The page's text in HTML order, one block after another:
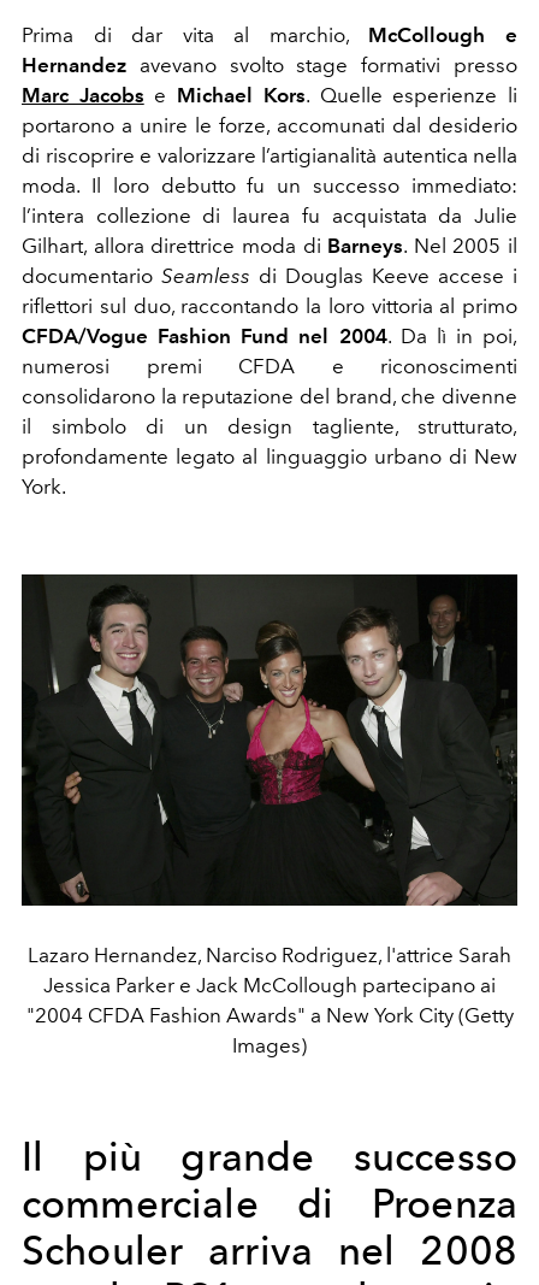
Prima di dar vita al marchio, McCollough e
Hernandez avevano svolto stage formativi presso
Marc Jacobs e Michael Kors. Quelle esperienze li
portarono a unire le forze, accomunati dal desiderio
di riscoprire e valorizzare l’artigianalità autentica nella
moda. Il loro debutto fu un successo immediato:
l’intera collezione di laurea fu acquistata da Julie
Gilhart, allora direttrice moda di Barneys. Nel 2005 il
documentario Seamless di Douglas Keeve accese i
riflettori sul duo, raccontando la loro vittoria al primo
CFDA/Vogue Fashion Fund nel 2004. Da lì in poi,
numerosi premi CFDA e riconoscimenti
consolidarono la reputazione del brand, che divenne
il simbolo di un design tagliente, strutturato,
profondamente legato al linguaggio urbano di New
York.
Lazaro Hernandez, Narciso Rodriguez, l'attrice Sarah
Jessica Parker e Jack McCollough partecipano ai
"2004 CFDA Fashion Awards" a New York City (Getty
Images)
Il più grande successo
commerciale di Proenza
Schouler arriva nel 2008